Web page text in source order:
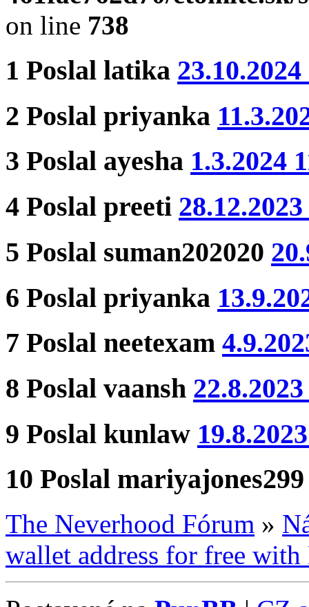
on line 738
1 Poslal latika
2 Poslal priyanka
3 Poslal ayesha 1.3.2024
4 Poslal preeti
5 Poslal suman202020
6 Poslal priyanka
7 Poslal neetexam
8 Poslal vaansh
9 Poslal kunlaw
10 Poslal mariyajones299
The Neverhood Fórum »
wallet address for free with